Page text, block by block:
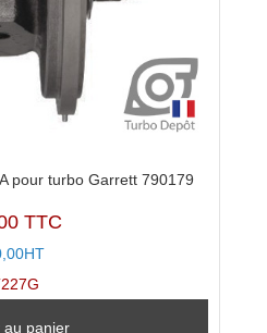
pour turbo Garrett 790179
TTC
au panier